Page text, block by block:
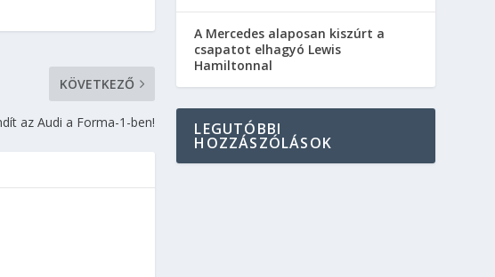
KÖVETKEZŐ
az Audi a Forma-1-ben!
A Mercedes alaposan kiszúrt a
csapatot elhagyó Lewis
Hamiltonnal
LEGUTÓBBI
HOZZÁSZÓLÁSOK